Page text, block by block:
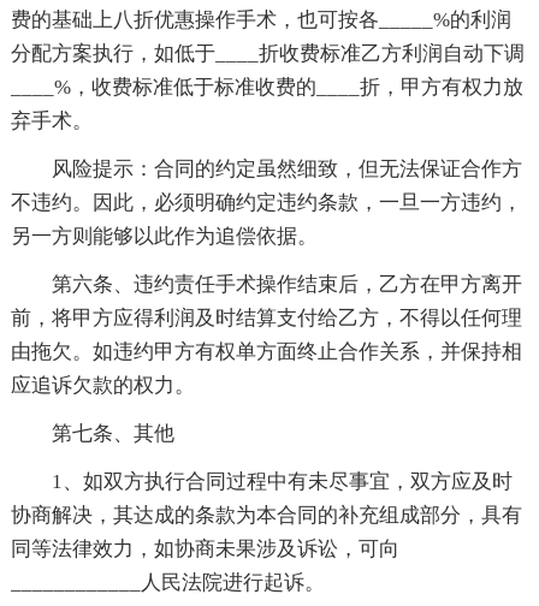
费的基础上八折优惠操作手术，也可按各_____%的利润
分配方案执行，如低于____折收费标准乙方利润自动下调
____%，收费标准低于标准收费的____折，甲方有权力放
弃手术。
风险提示：合同的约定虽然细致，但无法保证合作方
不违约。因此，必须明确约定违约条款，一旦一方违约，
另一方则能够以此作为追偿依据。
第六条、违约责任手术操作结束后，乙方在甲方离开
前，将甲方应得利润及时结算支付给乙方，不得以任何理
由拖欠。如违约甲方有权单方面终止合作关系，并保持相
应追诉欠款的权力。
第七条、其他
1、如双方执行合同过程中有未尽事宜，双方应及时
协商解决，其达成的条款为本合同的补充组成部分，具有
同等法律效力，如协商未果涉及诉讼，可向
____________人民法院进行起诉。